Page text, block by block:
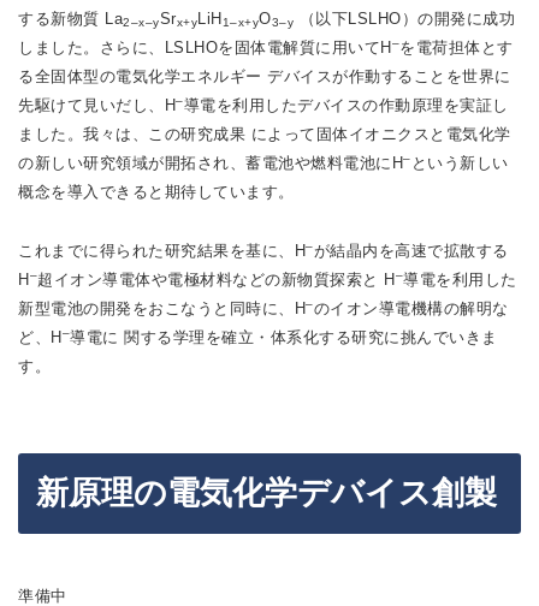
する新物質 La2–x–ySrx+yLiH1–x+yO3–y
（以下LSLHO）の開発に成功
しました。さらに、LSLHOを固体電解質に用いてH–を電荷担体とす
る全固体型の電気化学エネルギー デバイスが作動することを世界に
先駆けて見いだし、H–導電を利用したデバイスの作動原理を実証し
ました。我々は、この研究成果 によって固体イオニクスと電気化学
の新しい研究領域が開拓され、蓄電池や燃料電池にH– という新しい
概念を導入できると期待しています。
これまでに得られた研究結果を基に、H–が結晶内を高速で拡散する
H–超イオン導電体や電極材料などの新物質探索と H–導電を利用した
新型電池の開発をおこなうと同時に、H–のイオン導電機構の解明な
ど、H–導電に 関する学理を確立・体系化する研究に挑んでいきま
す。
新原理の電気化学デバイス創製
準備中